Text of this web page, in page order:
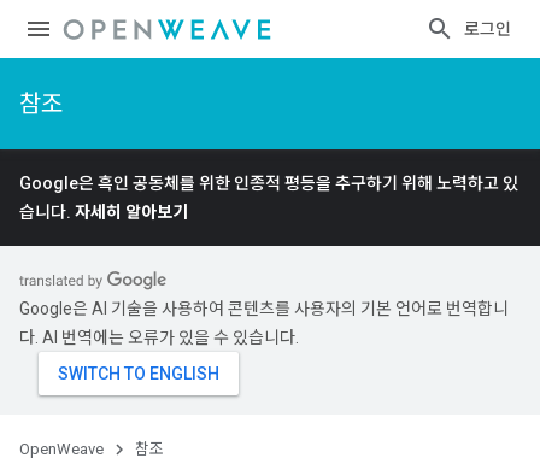
로그인
참조
Google은 흑인 공동체를 위한 인종적 평등을 추구하기 위해 노력하고 있
습니다. 자세히 알아보기
Google은 AI 기술을 사용하여 콘텐츠를 사용자의 기본 언어로 번역합니
다. AI 번역에는 오류가 있을 수 있습니다.
OpenWeave 참조